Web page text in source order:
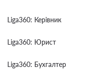
Liga360: Керівник
Liga360: Юрист
Liga360: Бухгалтер